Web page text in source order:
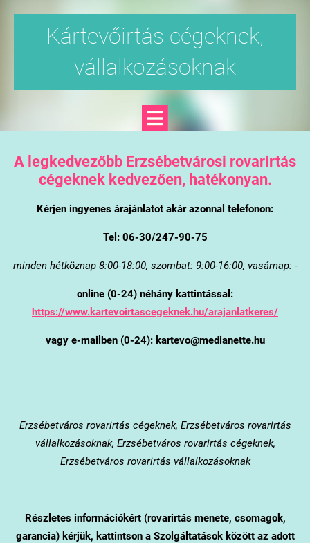
Kártevőirtás cégeknek,
vállalkozásoknak
A legkedvezőbb Erzsébetvárosi rovarirtás
cégeknek kedvezően, hatékonyan.
Kérjen ingyenes árajánlatot akár azonnal telefonon:
Tel: 06-30/247-90-75
minden hétköznap 8:00-18:00, szombat: 9:00-16:00, vasárnap: -
online (0-24) néhány kattintással:
https://www.kartevoirtascegeknek.hu/arajanlatkeres/
vagy e-mailben (0-24): kartevo@medianette.hu
Erzsébetváros rovarirtás cégeknek, Erzsébetváros rovarirtás
vállalkozásoknak, Erzsébetváros rovarirtás cégeknek,
Erzsébetváros rovarirtás vállalkozásoknak
Részletes információkért (rovarirtás menete, csomagok,
garancia) kérjük, kattintson a Szolgáltatások között az adott